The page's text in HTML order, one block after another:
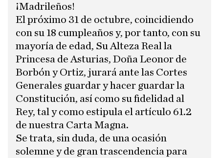
¡Madrileños!
El próximo 31 de octubre, coincidiendo
con su 18 cumpleaños y, por tanto, con su
mayoría de edad, Su Alteza Real la
Princesa de Asturias, Doña Leonor de
Borbón y Ortiz, jurará ante las Cortes
Generales guardar y hacer guardar la
Constitución, así como su fidelidad al
Rey, tal y como estipula el artículo 61.2
de nuestra Carta Magna.
Se trata, sin duda, de una ocasión
solemne y de gran trascendencia para